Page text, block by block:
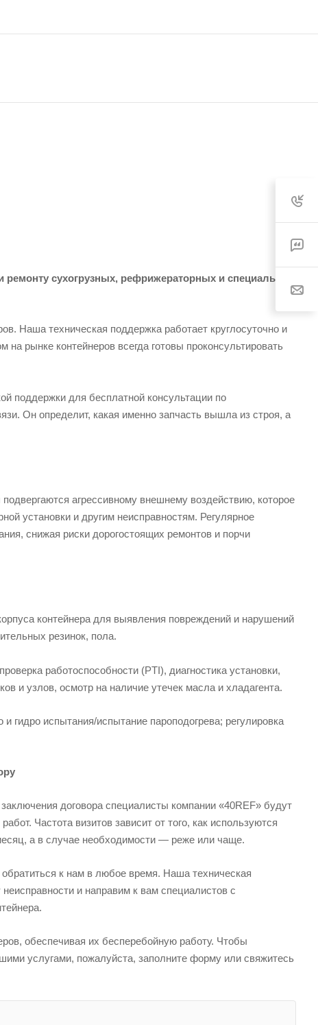
сухогрузных, рефрижераторных и специальных
Наша техническая поддержка работает круглосуточно и
рынке контейнеров всегда готовы проконсультировать
поддержки для бесплатной консультации по
Он определит, какая именно запчасть вышла из строя, а
подвергаются агрессивному внешнему воздействию, которое
установки и другим неисправностям. Регулярное
снижая риски дорогостоящих ремонтов и порчи
контейнера для выявления повреждений и нарушений
резинок, пола.
работоспособности (PTI), диагностика установки,
и узлов, осмотр на наличие утечек масла и хладагента.
гидро испытания/испытание пароподогрева; регулировка
договора специалисты компании «40REF» будут
Частота визитов зависит от того, как используются
а в случае необходимости — реже или чаще.
к нам в любое время. Наша техническая
и направим к вам специалистов с
обеспечивая их бесперебойную работу. Чтобы
услугами, пожалуйста, заполните форму или свяжитесь